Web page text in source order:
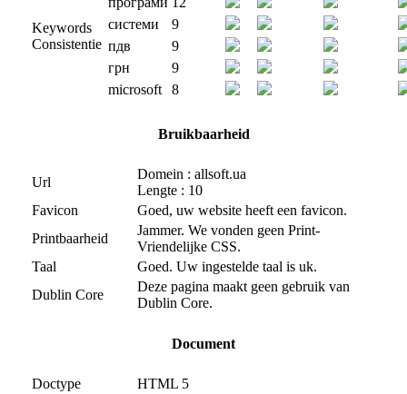
Keywords
Consistentie
системи
9
пдв
9
грн
9
microsoft
8
Bruikbaarheid
Url
Domein : allsoft.ua
Lengte : 10
Favicon
Goed, uw website heeft een favicon.
Printbaarheid
Jammer. We vonden geen Print-
Vriendelijke CSS.
Taal
Goed. Uw ingestelde taal is uk.
Dublin Core
Deze pagina maakt geen gebruik van
Dublin Core.
Document
Doctype
HTML 5